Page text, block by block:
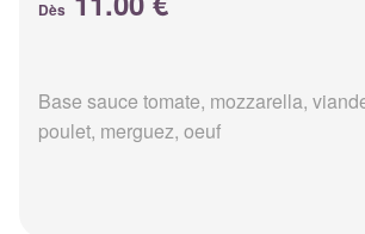
Dès
Base sauce tomate, mozzarella,
poulet, merguez, oeuf